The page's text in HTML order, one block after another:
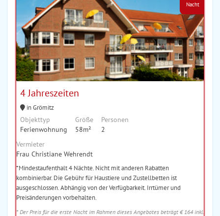
4 Jahreszeiten
in Grömitz
Objekttyp
Ferienwohnung
Größe
58m²
Personen
2
Nacht
Vermieter
Frau Christiane Wehrendt
*Mindestaufenthalt 4 Nächte. Nicht mit anderen Rabatten
kombinierbar. Die Gebühr für Haustiere und Zustellbetten ist
ausgeschlossen. Abhängig von der Verfügbarkeit. Irrtümer und
Preisänderungen vorbehalten.
* Der Preis für die erste Nacht im Rahmen dieses Angebotes beträgt € 164 inkl.